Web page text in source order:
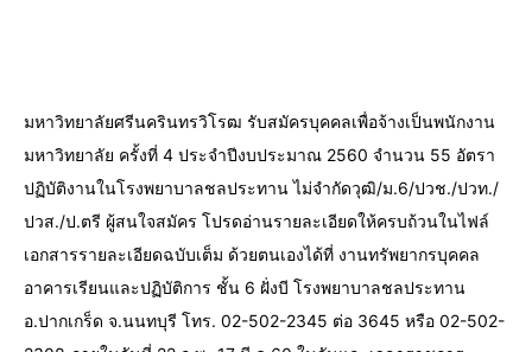
มหาวิทยาลัยศรีนครินทรวิโรฒ รับสมัครบุคคลเพื่อจ้างเป็นพนักงาน
มหาวิทยาลัย ครั้งที่ 4 ประจำปีงบประมาณ 2560 จำนวน 55 อัตรา
ปฏิบัติงานในโรงพยาบาลชลประทาน ไม่จำกัดวุฒิ/ม.6/ปวช./ปวท./
ปวส./ป.ตรี ผู้สนใจสมัคร โปรดอ่านรายละเอียดให้ครบถ้วนในไฟล์
เอกสารรายละเอียดฉบับเต็ม ด้วยตนเองได้ที่ งานทรัพยากรบุคคล
อาคารเรียนและปฏิบัติการ ชั้น 6 ฝั่งบี โรงพยาบาลชลประทาน
อ.ปากเกร็ด จ.นนทบุรี โทร. 02-502-2345 ต่อ 3645 หรือ 02-502-